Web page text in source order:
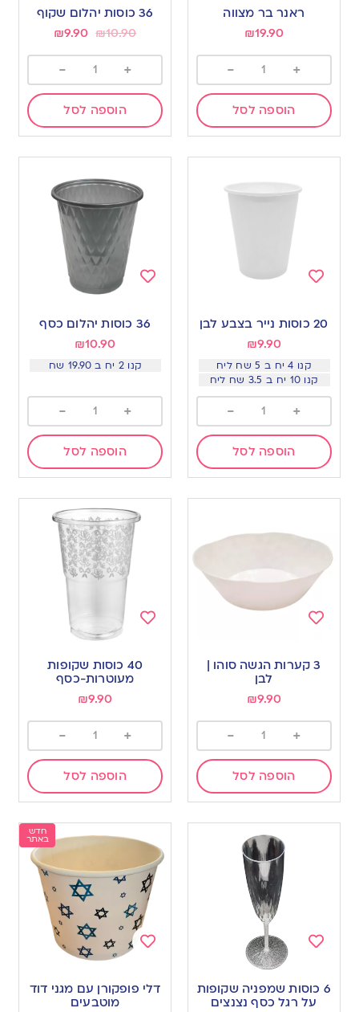
ראנר בר מצווה
₪19.90
+
-
הוספה לסל
to36 כוסות יהלום שקוף
₪10.90
₪9.90
+
-
הוספה לסל
to
20 כוסות נייר בצבע לבן
₪9.90
קנו 4 יח ב 5 שח ליח
קנו 10 יח ב 3.5 שח ליח
+
-
הוספה לסל
36 כוסות יהלום כסף
₪10.90
קנו 2 יח ב 19.90 שח
+
-
הוספה לסל
to
wishlist
3 קערות הגשה סוהו |
לבן
₪9.90
+
-
הוספה לסל
wishlist
40 כוסות שקופות
מעוטרות-כסף
₪9.90
+
-
הוספה לסל
to
wishlist
6 כוסות שמפניה שקופות
על רגל כסף נצנצים
חדש
באתר
to
wishlist
דלי פופקורן עם מגני דוד
מוטבעים